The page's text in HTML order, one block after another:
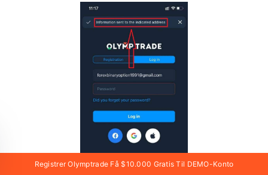
Registrer Olymptrade Få $10.000 Gratis Til DEMO-Konto